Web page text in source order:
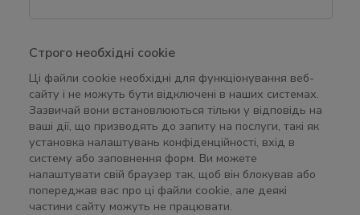
Строго необхідні cookie
Ці файли cookie необхідні для функціонування веб-
сайту і не можуть бути відключені в наших системах.
Зазвичай вони встановлюються тільки у відповідь на
ваші дії, що призводять до запиту на послуги, такі як
установка налаштувань конфіденційності, вхід в
систему або заповнення форм. Ви можете
налаштувати свій браузер так, щоб він блокував або
попереджав вас про ці файли cookie, але деякі
частини сайту можуть не працювати.